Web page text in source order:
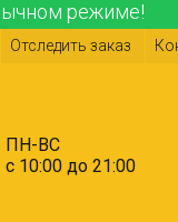
режиме!
Отследить заказ
ПН-ВС
с 10:00 до 21:00